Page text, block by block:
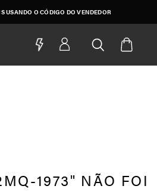
USANDO O CÓDIGO DO VENDEDOR
1973